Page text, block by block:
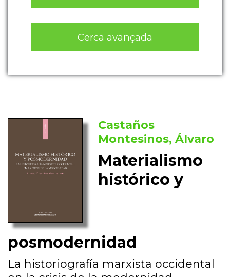
Cerca avançada
Castaños
Montesinos, Álvaro
Materialismo
histórico y
posmodernidad
La historiografía marxista occidental